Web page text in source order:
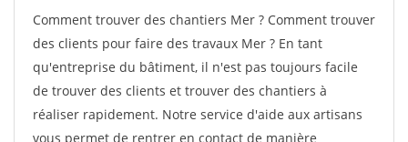
Comment trouver des chantiers Mer ? Comment trouver
des clients pour faire des travaux Mer ? En tant
qu'entreprise du bâtiment, il n'est pas toujours facile
de trouver des clients et trouver des chantiers à
réaliser rapidement. Notre service d'aide aux artisans
vous permet de rentrer en contact de manière